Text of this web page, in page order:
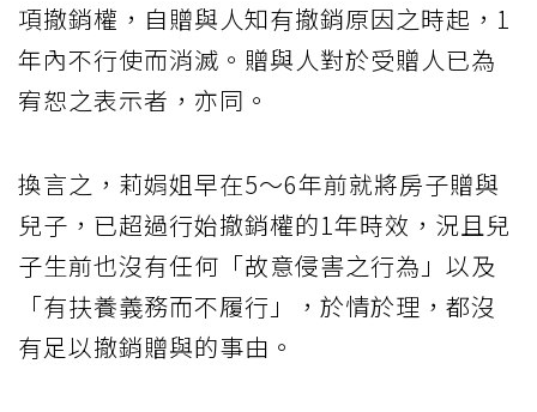
項撤銷權，自贈與人知有撤銷原因之時起，1
年內不行使而消滅。贈與人對於受贈人已為
宥恕之表示者，亦同。
換言之，莉娟姐早在5～6年前就將房子贈與
兒子，已超過行始撤銷權的1年時效，況且兒
子生前也沒有任何「故意侵害之行為」以及
「有扶養義務而不履行」，於情於理，都沒
有足以撤銷贈與的事由。